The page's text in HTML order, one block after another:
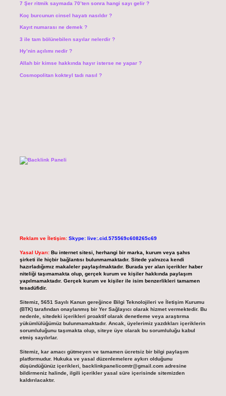
7 Şer ritmik saymada 70’ten sonra hangi sayı gelir ?
Koç burcunun cinsel hayatı nasıldır ?
Kayıt numarası ne demek ?
3 ile tam bölünebilen sayılar nelerdir ?
Hy’nin açılımı nedir ?
Allah bir kimse hakkında hayır isterse ne yapar ?
Cosmopolitan kokteyl tadı nasıl ?
Reklam ve İletişim: Skype: live:.cid.575569c608265c69
Yasal Uyarı: Bu internet sitesi, herhangi bir marka, kurum veya şahıs
şirketi ile hiçbir bağlantısı bulunmamaktadır. Sitede yalnızca kendi
hazırladığımız makaleler paylaşılmaktadır. Burada yer alan içerikler haber
niteliği taşımamakta olup, gerçek kurum ve kişiler hakkında paylaşım
yapılmamaktadır. Gerçek kurum ve kişiler ile isim benzerlikleri tamamen
tesadüfidir.
Sitemiz, 5651 Sayılı Kanun gereğince Bilgi Teknolojileri ve İletişim Kurumu
(BTK) tarafından onaylanmış bir Yer Sağlayıcı olarak hizmet vermektedir. Bu
nedenle, sitedeki içerikleri proaktif olarak denetleme veya araştırma
yükümlülüğümüz bulunmamaktadır. Ancak, üyelerimiz yazdıkları içeriklerin
sorumluluğunu taşımakta olup, siteye üye olarak bu sorumluluğu kabul
etmiş sayılırlar.
Sitemiz, kar amacı gütmeyen ve tamamen ücretsiz bir bilgi paylaşım
platformudur. Hukuka ve yasal düzenlemelere aykırı olduğunu
düşündüğünüz içerikleri, backlinkpanelicomtr@gmail.comadresine
bildirmeniz halinde, ilgili içerikler yasal süre içerisinde sitemizden
kaldırılacaktır.